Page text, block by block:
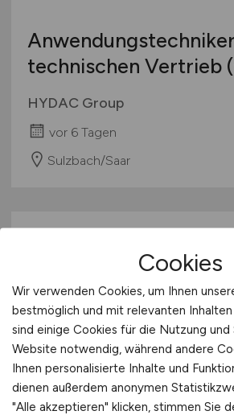
technischen Vertrieb
HYDAC Group
vor 6 Tagen
Sulzbach/Saar
Elektrotechniker(m/
kws Kommunal-
GmbH
Cookies
Wir verwenden Cookies, um Ihnen
bestmöglich und mit relevanten
sind einige Cookies für die Nutzung und
Website notwendig, während andere
Ihnen personalisierte Inhalte und
dienen außerdem anonymen
"Alle akzeptieren" klicken, stimmen Sie